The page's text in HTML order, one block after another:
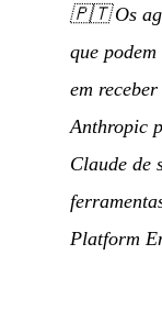
🇵🇹Os
que
em
Anthropic
Claude de
Platform